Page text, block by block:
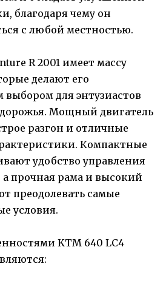
благодаря чему он
с любой местностью.
R 2001 имеет массу
делают его
для энтузиастов
Мощный двигатель
разгон и отличные
Компактные
удобство управления
прочная рама и высокий
преодолевать самые
условия.
KTM 640 LC4